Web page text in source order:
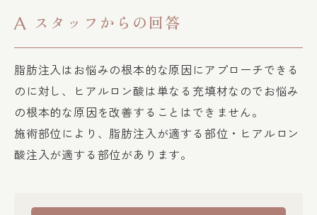
A スタッフからの回答
脂肪注入はお悩みの根本的な原因にアプローチできる
のに対し、ヒアルロン酸は単なる充填材なのでお悩み
の根本的な原因を改善することはできません。
施術部位により、脂肪注入が適する部位・ヒアルロン
酸注入が適する部位があります。